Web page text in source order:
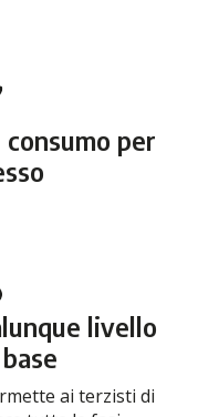
per
livello
ai terzisti di